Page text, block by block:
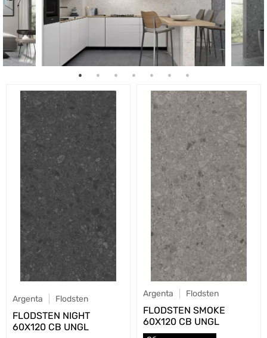
Argenta Flodsten
FLODSTEN NIGHT
60X120 CB UNGL
Argenta Flodsten
FLODSTEN SMOKE
60X120 CB UNGL